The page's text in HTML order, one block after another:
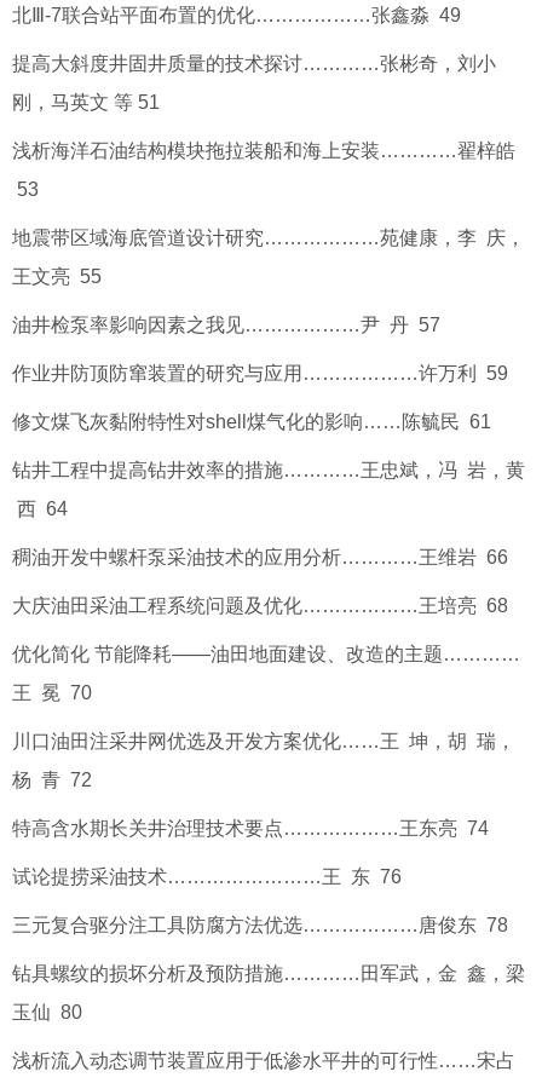
北Ⅲ-7联合站平面布置的优化………………张鑫淼 49
提高大斜度井固井质量的技术探讨…………张彬奇，刘小
刚，马英文 等 51
浅析海洋石油结构模块拖拉装船和海上安装…………翟梓皓
53
地震带区域海底管道设计研究………………苑健康，李 庆，
王文亮 55
油井检泵率影响因素之我见………………尹 丹 57
作业井防顶防窜装置的研究与应用………………许万利 59
修文煤飞灰黏附特性对shell煤气化的影响……陈毓民 61
钻井工程中提高钻井效率的措施…………王忠斌，冯 岩，黄
西 64
稠油开发中螺杆泵采油技术的应用分析…………王维岩 66
大庆油田采油工程系统问题及优化………………王培亮 68
优化简化 节能降耗——油田地面建设、改造的主题…………
王 冕 70
川口油田注采井网优选及开发方案优化……王 坤，胡 瑞，
杨 青 72
特高含水期长关井治理技术要点………………王东亮 74
试论提捞采油技术……………………王 东 76
三元复合驱分注工具防腐方法优选………………唐俊东 78
钻具螺纹的损坏分析及预防措施…………田军武，金 鑫，梁
玉仙 80
浅析流入动态调节装置应用于低渗水平井的可行性……宋占